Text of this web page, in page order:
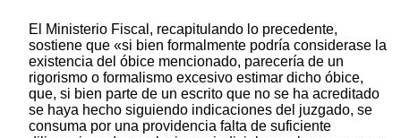
El Ministerio Fiscal, recapitulando lo precedente,
sostiene que «si bien formalmente podría considerase la
existencia del óbice mencionado, parecería de un
rigorismo o formalismo excesivo estimar dicho óbice,
que, si bien parte de un escrito que no se ha acreditado
se haya hecho siguiendo indicaciones del juzgado, se
consuma por una providencia falta de suficiente